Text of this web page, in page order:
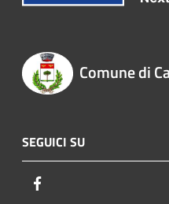
Comune di
SEGUICI SU